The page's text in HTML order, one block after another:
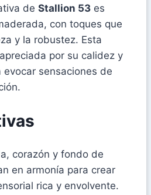
de Stallion 53 es
con toques que
y la robustez. Esta
por su calidez y
sensaciones de
corazón y fondo de
en armonía para crear
rica y envolvente.